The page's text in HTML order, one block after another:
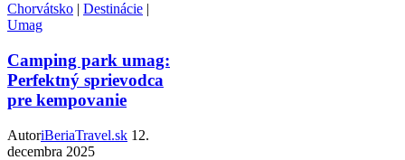
Chorvátsko | Destinácie |
Umag
Camping park umag:
Perfektný sprievodca
pre kempovanie
AutoriBeriaTravel.sk 12.
decembra 2025